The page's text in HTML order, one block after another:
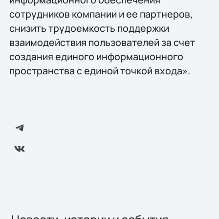
сотрудников компании и ее партнеров,
снизить трудоемкость поддержки
взаимодействия пользователей за счет
создания единого информационного
пространства с единой точкой входа».